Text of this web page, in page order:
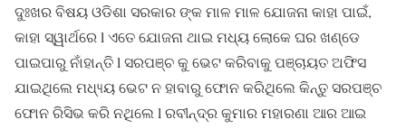
ଦୁଃଖର ବିଷୟ ଓଡିଶା ସରକାର ଙ୍କ ମାଳ ମାଳ ଯୋଜନା କାହା ପାଇଁ,
କାହା ସ୍ୱାର୍ଥରେ l ଏତେ ଯୋଜନା ଥାଇ ମଧ୍ୟ ଲୋକେ ଘର ଖଣ୍ଡେ
ପାଇପାରୁ ନାଁହାନ୍ତି l ସରପଞ୍ଚ କୁ ଭେଟ କରିବାକୁ ପଞ୍ଚାୟତ ଅଫିସ
ଯାଇଥିଲେ ମଧ୍ୟ୍ୟ ଭେଟ ନ ହାବାରୁ ଫୋନ କରିଥିଲେ କିନ୍ତୁ ସରପଞ୍ଚ
ଫୋନ ରିସିଭ କରି ନଥିଲେ l ରବୀନ୍ଦ୍ର କୁମାର ମହାରଣା ଆର ଆଇ